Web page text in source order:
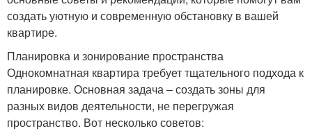
создать уютную и современную обстановку в вашей
квартире.
Планировка и зонирование пространства
Однокомнатная квартира требует тщательного подхода к
планировке. Основная задача – создать зоны для
разных видов деятельности, не перегружая
пространство. Вот несколько советов: